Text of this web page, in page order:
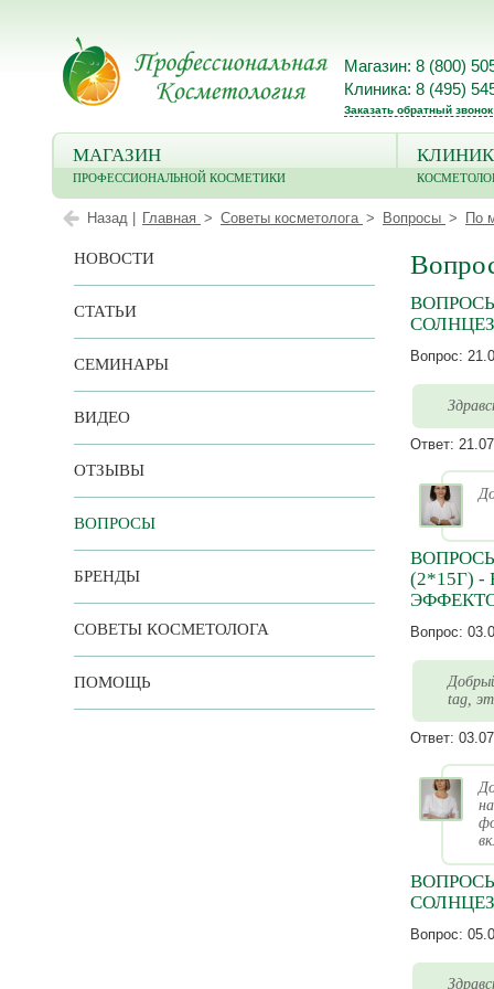
Магазин: 8 (800)
Клиника: 8 (495)
Заказать обратный звонок
МАГАЗИН
ПРОФЕССИОНАЛЬНОЙ КОСМЕТИКИ
Назад | Главная Советы косметолога Вопросы По
ВОПРОСЫ
Вопрос:
Ответ:
ВОПРОСЫ
(2*15Г)
Вопрос:
tag,
Ответ:
ВОПРОСЫ
Вопрос:
НОВОСТИ
СТАТЬИ
СЕМИНАРЫ
ВИДЕО
ОТЗЫВЫ
ВОПРОСЫ
БРЕНДЫ
СОВЕТЫ КОСМЕТОЛОГА
ПОМОЩЬ